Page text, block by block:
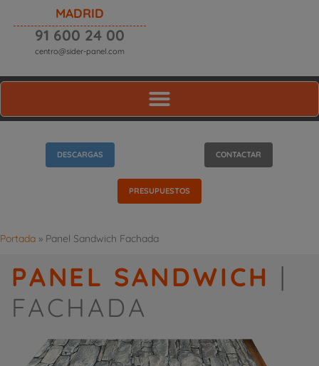
MADRID
91 600 24 00
centro@sider-panel.com
DESCARGAS CONTACTAR
PRESUPUESTOS
Portada » Panel Sandwich Fachada
PANEL SANDWICH |
FACHADA